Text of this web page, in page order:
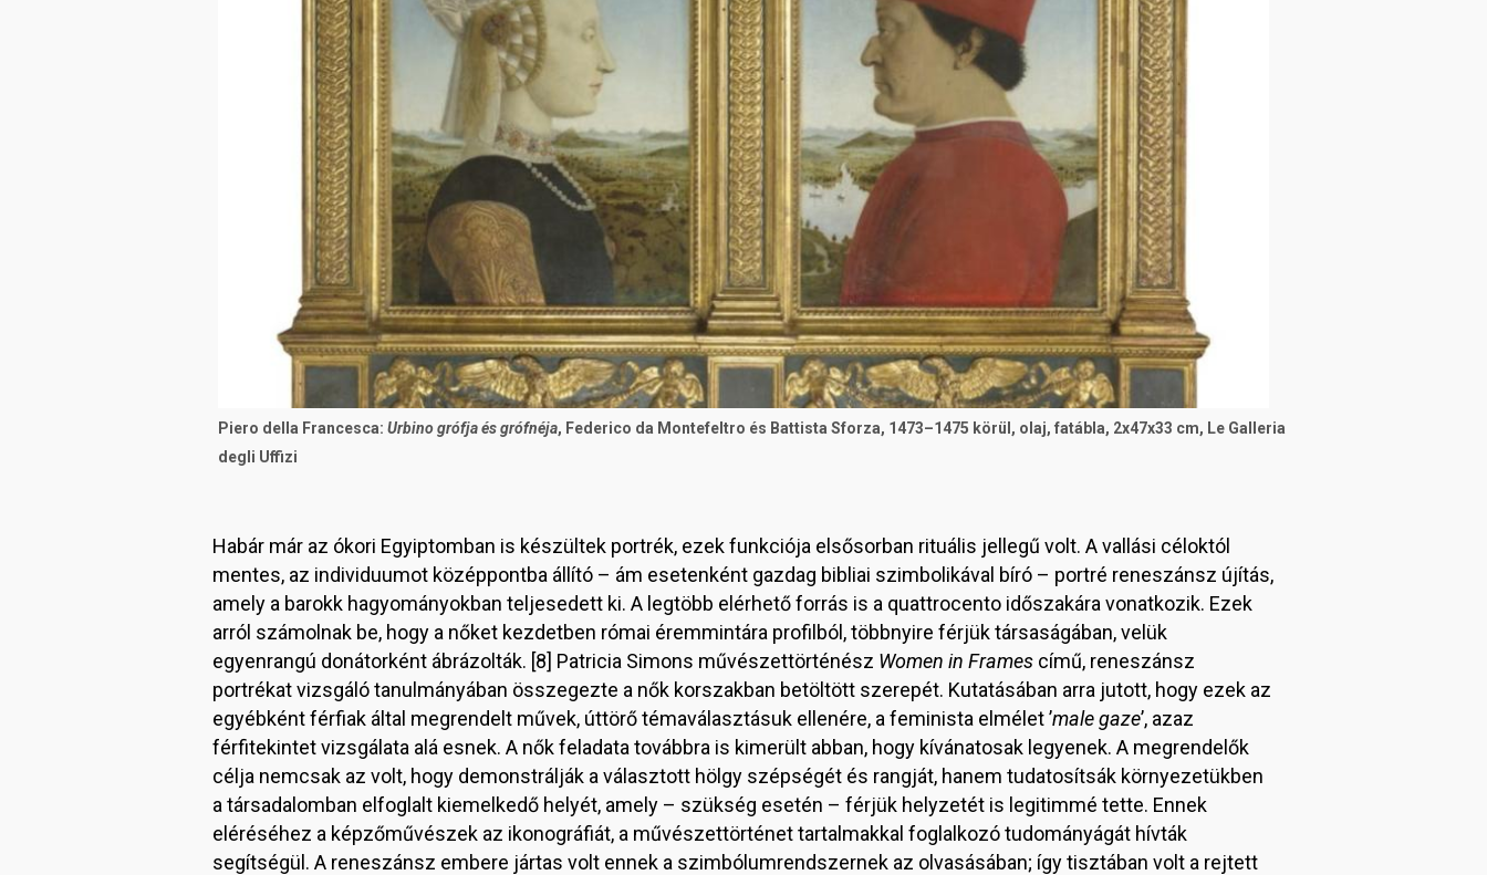
Piero della Francesca: Urbino grófja és grófnéja, Federico da Montefeltro és Battista Sforza, 1473–1475 körül, olaj, fatábla, 2x47x33 cm, Le Galleria
degli Uffizi
Habár már az ókori Egyiptomban is készültek portrék, ezek funkciója elsősorban rituális jellegű volt. A vallási céloktól
mentes, az individuumot középpontba állító – ám esetenként gazdag bibliai szimbolikával bíró – portré reneszánsz újítás,
amely a barokk hagyományokban teljesedett ki. A legtöbb elérhető forrás is a quattrocento időszakára vonatkozik. Ezek
arról számolnak be, hogy a nőket kezdetben római éremmintára profilból, többnyire férjük társaságában, velük
egyenrangú donátorként ábrázolták. [8] Patricia Simons művészettörténész Women in Frames című, reneszánsz
portrékat vizsgáló tanulmányában összegezte a nők korszakban betöltött szerepét. Kutatásában arra jutott, hogy ezek az
egyébként férfiak által megrendelt művek, úttörő témaválasztásuk ellenére, a feminista elmélet ’male gaze’, azaz
férfitekintet vizsgálata alá esnek. A nők feladata továbbra is kimerült abban, hogy kívánatosak legyenek. A megrendelők
célja nemcsak az volt, hogy demonstrálják a választott hölgy szépségét és rangját, hanem tudatosítsák környezetükben
a társadalomban elfoglalt kiemelkedő helyét, amely – szükség esetén – férjük helyzetét is legitimmé tette. Ennek
eléréséhez a képzőművészek az ikonográfiát, a művészettörténet tartalmakkal foglalkozó tudományágát hívták
segítségül. A reneszánsz embere jártas volt ennek a szimbólumrendszernek az olvasásában; így tisztában volt a rejtett